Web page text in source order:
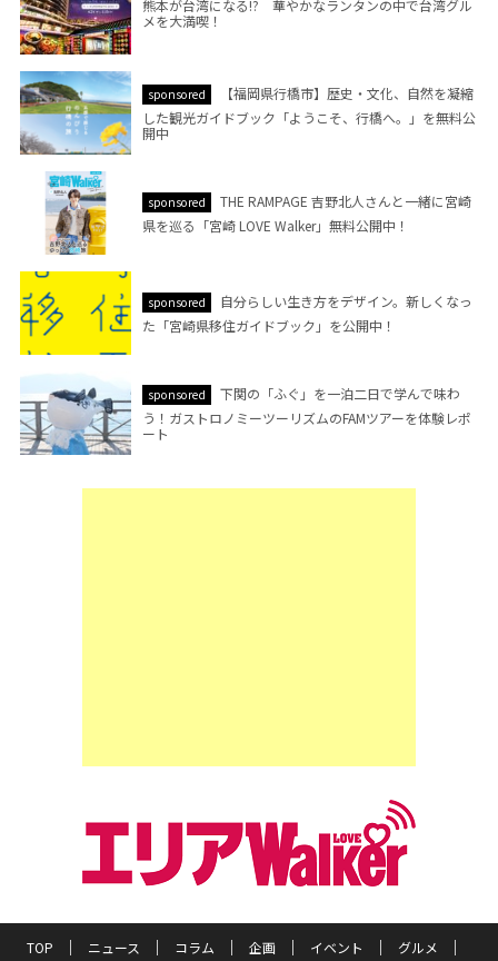
熊本が台湾になる!? 華やかなランタンの中で台湾グル
メを大満喫！
sponsored
【福岡県行橋市】歴史・文化、自然を凝縮
した観光ガイドブック「ようこそ、行橋へ。」を無料公
開中
sponsored
THE RAMPAGE 吉野北人さんと一緒に宮崎
県を巡る「宮崎 LOVE Walker」無料公開中！
sponsored
自分らしい生き方をデザイン。新しくなっ
た「宮崎県移住ガイドブック」を公開中！
sponsored
下関の「ふぐ」を一泊二日で学んで味わ
う！ガストロノミーツーリズムのFAMツアーを体験レポ
ート
TOP ニュース コラム 企画 イベント
グルメ